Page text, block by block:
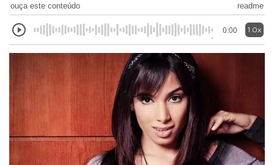
ouça este conteúdo readme
0:00 1.0x